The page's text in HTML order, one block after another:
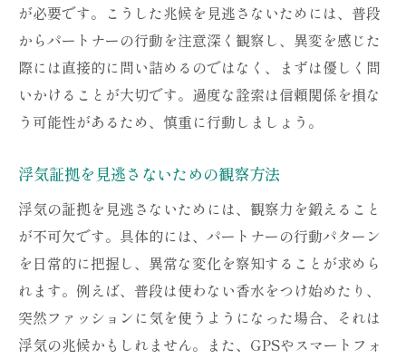
が必要です。こうした兆候を見逃さないためには、普段
からパートナーの行動を注意深く観察し、異変を感じた
際には直接的に問い詰めるのではなく、まずは優しく問
いかけることが大切です。過度な詮索は信頼関係を損な
う可能性があるため、慎重に行動しましょう。
浮気証拠を見逃さないための観察方法
浮気の証拠を見逃さないためには、観察力を鍛えること
が不可欠です。具体的には、パートナーの行動パターン
を日常的に把握し、異常な変化を察知することが求めら
れます。例えば、普段は使わない香水をつけ始めたり、
突然ファッションに気を使うようになった場合、それは
浮気の兆候かもしれません。また、GPSやスマートフォ